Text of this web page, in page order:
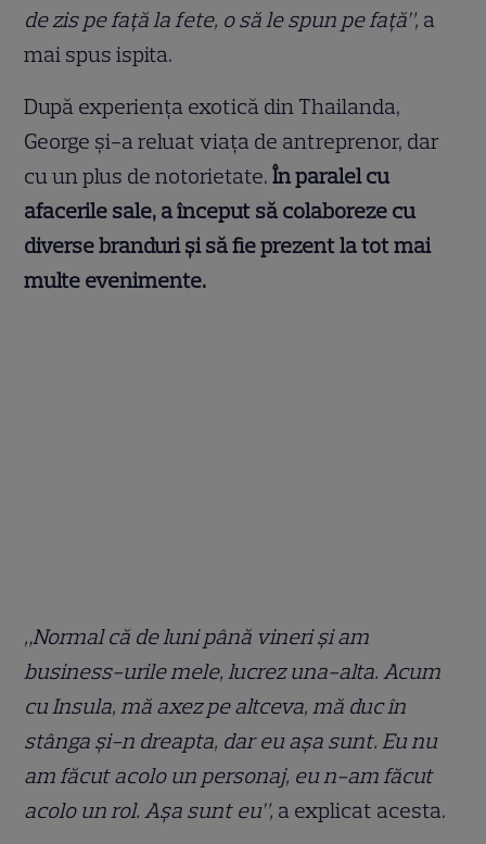
de zis pe față la fete, o să le spun pe față”, a
mai spus ispita.
După experiența exotică din Thailanda,
George și-a reluat viața de antreprenor, dar
cu un plus de notorietate.În paralel cu
afacerile sale, a început să colaboreze cu
diverse branduri și să fie prezent la tot mai
multe evenimente.
„Normal că de luni până vineri și am
business-urile mele, lucrez una-alta. Acum
cu Insula, mă axez pe altceva, mă duc în
stânga și-n dreapta, dar eu așa sunt. Eu nu
am făcut acolo un personaj, eu n-am făcut
acolo un rol. Așa sunt eu”, a explicat acesta.